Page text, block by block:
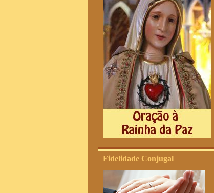
Fidelidade Conjugal